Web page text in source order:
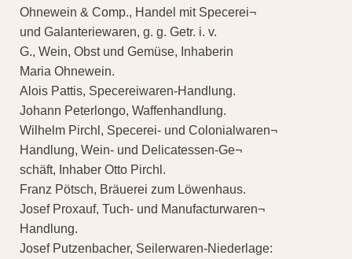
Ohnewein & Comp., Handel mit Specerei¬
und Galanteriewaren, g. g. Getr. i. v.
G., Wein, Obst und Gemüse, Inhaberin
Maria Ohnewein.
Alois Pattis, Specereiwaren-Handlung.
Johann Peterlongo, Waffenhandlung.
Wilhelm Pirchl, Specerei- und Colonialwaren¬
Handlung, Wein- und Delicatessen-Ge¬
schäft, Inhaber Otto Pirchl.
Franz Pötsch, Bräuerei zum Löwenhaus.
Josef Proxauf, Tuch- und Manufacturwaren¬
Handlung.
Josef Putzenbacher, Seilerwaren-Niederlage: